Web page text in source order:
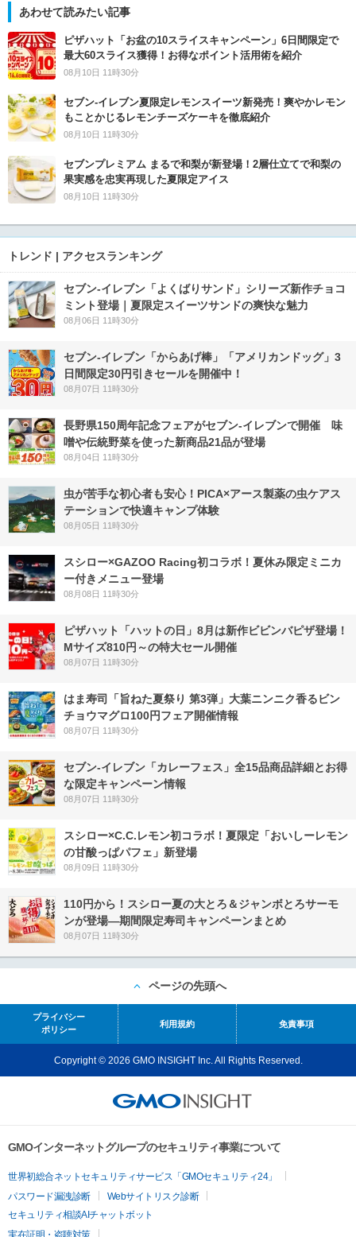
あわせて読みたい記事
ピザハット「お盆の10スライスキャンペーン」6日間限定で
最大60スライス獲得！お得なポイント活用術を紹介
08月10日 11時30分
セブン‐イレブン夏限定レモンスイーツ新発売！爽やかレモン
もことかじるレモンチーズケーキを徹底紹介
08月10日 11時30分
セブンプレミアム まるで和梨が新登場！2層仕立てで和梨の
果実感を忠実再現した夏限定アイス
08月10日 11時30分
トレンド | アクセスランキング
セブン‐イレブン「よくばりサンド」シリーズ新作チョコ
ミント登場｜夏限定スイーツサンドの爽快な魅力
08月06日 11時30分
セブン‐イレブン「からあげ棒」「アメリカンドッグ」3
日間限定30円引きセールを開催中！
08月07日 11時30分
長野県150周年記念フェアがセブン-イレブンで開催 味
噌や伝統野菜を使った新商品21品が登場
08月04日 11時30分
虫が苦手な初心者も安心！PICA×アース製薬の虫ケアス
テーションで快適キャンプ体験
08月05日 11時30分
スシロー×GAZOO Racing初コラボ！夏休み限定ミニカ
ー付きメニュー登場
08月08日 11時30分
ピザハット「ハットの日」8月は新作ビビンバピザ登場！
Mサイズ810円～の特大セール開催
08月07日 11時30分
はま寿司「旨ねた夏祭り 第3弾」大葉ニンニク香るビン
チョウマグロ100円フェア開催情報
08月07日 11時30分
セブン‐イレブン「カレーフェス」全15品商品詳細とお得
な限定キャンペーン情報
08月07日 11時30分
スシロー×C.C.レモン初コラボ！夏限定「おいしーレモン
の甘酸っぱパフェ」新登場
08月09日 11時30分
110円から！スシロー夏の大とろ＆ジャンボとろサーモ
ンが登場―期間限定寿司キャンペーンまとめ
08月07日 11時30分
ページの先頭へ
プライバシー
ポリシー
利用規約 免責事項
Copyright © 2026 GMO INSIGHT Inc. All Rights Reserved.
GMOインターネットグループのセキュリティ事業について
世界初総合ネットセキュリティサービス「GMOセキュリティ24」
パスワード漏洩診断
Webサイトリスク診断
セキュリティ相談AIチャットボット
実在証明・盗聴対策